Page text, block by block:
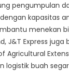
pengumpulan
kapasitas
menekan
J&T Express juga
Agricultural
logistik buah